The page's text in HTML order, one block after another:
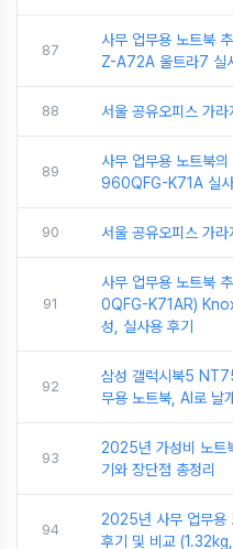
87
사무 업무용 노트북
Z-A72A 울트라7 실
88 서울 공유오피스 가
89
사무 업무용 노트북
960QFG-K71A 실
90 서울 공유오피스 가라
91
사무 업무용 노트북
0QFG-K71AR)
성, 실사용 후기
92
삼성 갤럭시북5
무용 노트북, AI로 날
93
2025년 가성비 노트
기와 장단점 총정리
94
2025년 사무 업무용
후기 및 비교